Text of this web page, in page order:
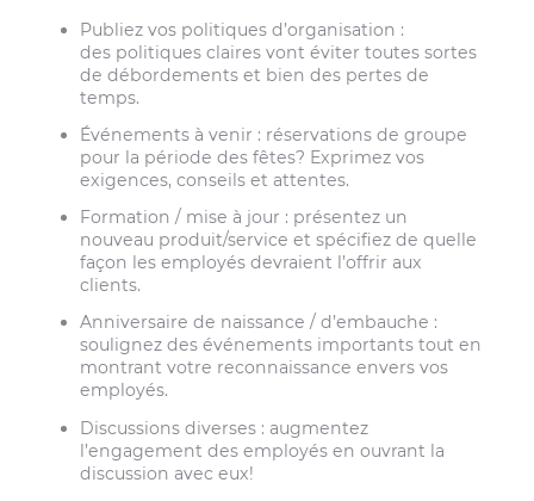
Publiez vos politiques d’organisation :
des politiques claires vont éviter toutes sortes
de débordements et bien des pertes de
temps.
Événements à venir : réservations de groupe
pour la période des fêtes? Exprimez vos
exigences, conseils et attentes.
Formation / mise à jour : présentez un
nouveau produit/service et spécifiez de quelle
façon les employés devraient l’offrir aux
clients.
Anniversaire de naissance / d’embauche :
soulignez des événements importants tout en
montrant votre reconnaissance envers vos
employés.
Discussions diverses : augmentez
l’engagement des employés en ouvrant la
discussion avec eux!